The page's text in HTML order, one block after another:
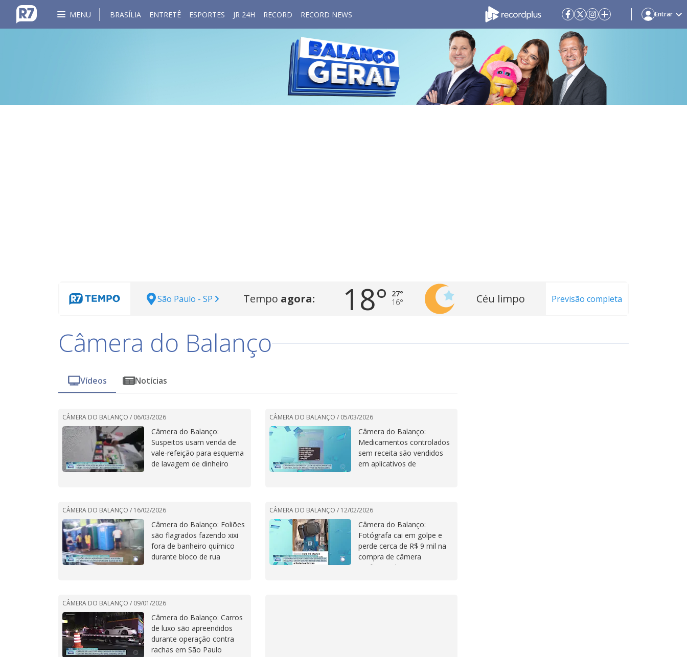
MENU BRASÍLIA ENTRETÊ ESPORTES JR 24H RECORD RECORD NEWS Entrar
São Paulo - SP Tempo agora: 18°
27°
16°
Céu limpo Previsão completa
Câmera do Balanço
Vídeos Notícias
CÂMERA DO BALANÇO / 06/03/2026
Câmera do Balanço:
Suspeitos usam venda de
vale-refeição para esquema
de lavagem de dinheiro
CÂMERA DO BALANÇO / 05/03/2026
Câmera do Balanço:
Medicamentos controlados
sem receita são vendidos
em aplicativos de
CÂMERA DO BALANÇO / 16/02/2026
Câmera do Balanço: Foliões
são flagrados fazendo xixi
fora de banheiro químico
durante bloco de rua
CÂMERA DO BALANÇO / 12/02/2026
Câmera do Balanço:
Fotógrafa cai em golpe e
perde cerca de R$ 9 mil na
compra de câmera
profissional
CÂMERA DO BALANÇO / 09/01/2026
Câmera do Balanço: Carros
de luxo são apreendidos
durante operação contra
rachas em São Paulo